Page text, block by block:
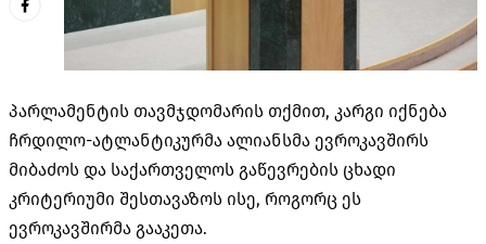
პარლამენტის თავმჯდომარის თქმით, კარგი იქნება
ჩრდილო-ატლანტიკურმა ალიანსმა ევროკავშირს
მიბაძოს და საქართველოს გაწევრების ცხადი
კრიტერიუმი შესთავაზოს ისე, როგორც ეს
ევროკავშირმა გააკეთა.